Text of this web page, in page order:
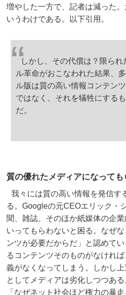
増やした一方で、記者は減った
いうわけである。以下引用。
しかし、その代償は？限られ
ル革命がおこなわれた結果、
ル版は質の高い情報コンテン
ではなく、それを犠牲にする
だ。
質の優れたメディアになっても
我々には質の高い情報を発信す
る。Googleの元CEOエリック・
聞、雑誌、そのほか紙媒体の企
いってもらわないと困る。なぜ
ンツが必要だからだ」と認めて
るコンテンツそのものがなけれ
義がなくなってしまう。しかし
としてメディアは劣化しつつあ
「なぜネット社会ほど権力の暴